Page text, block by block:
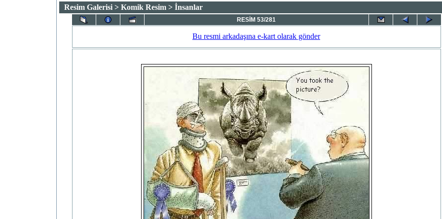
Resim Galerisi > Komik Resim > İnsanlar
RESİM 53/281
Bu resmi arkadaşına e-kart olarak gönder